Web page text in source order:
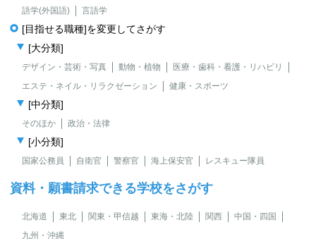
語学(外国語) 言語学
[目指せる職種]を変更してさがす
[大分類]
デザイン・芸術・写真 動物・植物
医療・歯科・看護・リハビリ
エステ・ネイル・リラクゼーション
健康・スポーツ
[中分類]
そのほか 政治・法律
[小分類]
国家公務員 自衛官 警察官 海上保安官 レスキュー隊員
資料・願書請求できる学校をさがす
北海道 東北 関東・甲信越 東海・北陸 関西
中国・四国
九州・沖縄